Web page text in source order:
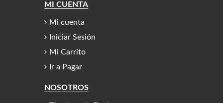
MI CUENTA
Mi cuenta
Iniciar Sesión
Mi Carrito
Ir a Pagar
NOSOTROS